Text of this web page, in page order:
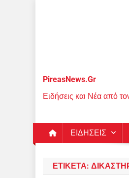
PireasNews.Gr
Ειδήσεις και Νέα από
ΕΙΔΗΣΕΙΣ
ΕΤΙΚΈΤΑ: